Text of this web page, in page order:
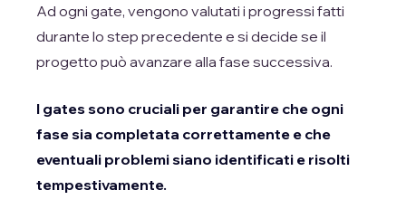
Ad ogni gate, vengono valutati i progressi fatti
durante lo step precedente e si decide se il
progetto può avanzare alla fase successiva.
I gates sono cruciali per garantire che ogni
fase sia completata correttamente e che
eventuali problemi siano identificati e risolti
tempestivamente.